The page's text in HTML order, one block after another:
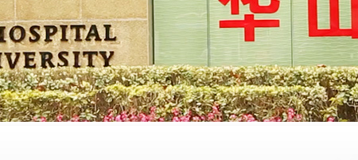
协同研究网络